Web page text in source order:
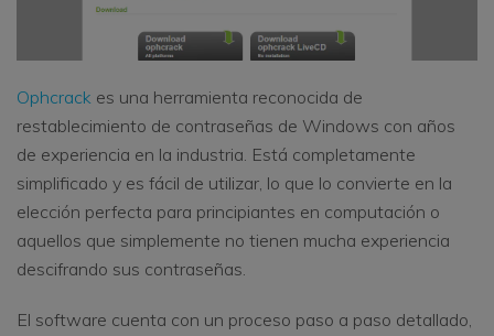
Ophcrack es una herramienta reconocida de
restablecimiento de contraseñas de Windows con años
de experiencia en la industria. Está completamente
simplificado y es fácil de utilizar, lo que lo convierte en la
elección perfecta para principiantes en computación o
aquellos que simplemente no tienen mucha experiencia
descifrando sus contraseñas.
El software cuenta con un proceso paso a paso detallado,